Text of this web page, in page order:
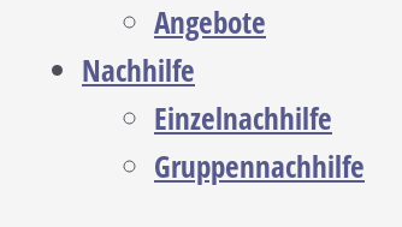
Angebote
Nachhilfe
Einzelnachhilfe
Gruppennachhilfe